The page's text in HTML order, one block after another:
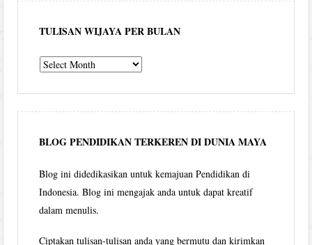
TULISAN WIJAYA PER BULAN
Tulisan
per
bulan
BLOG PENDIDIKAN TERKEREN DI DUNIA MAYA
Blog ini didedikasikan untuk kemajuan Pendidikan di
Indonesia. Blog ini mengajak anda untuk dapat kreatif
dalam menulis.
Ciptakan tulisan-tulisan anda yang bermutu dan kirimkan